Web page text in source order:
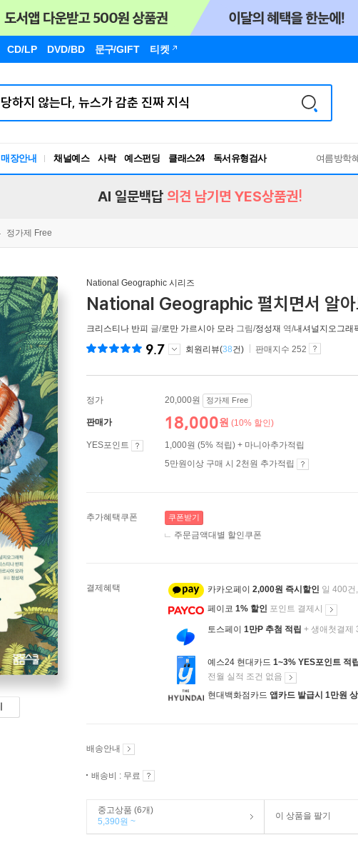
CD/LP DVD/BD 문구/GIFT 티켓
매장안내 채널예스 사락 예스펀딩 클래스24
RBTI Lab
독서유형검사
여름방학
AI 일문백답 의견 남기면 YES상품권!
정가제 Free
National Geographic 시리즈
National Geographic 펼치면서 알아
크리스티나 반피 글/로만 가르시아 모라 그림/정성재 역/내셔널지오그래
9.7 회원리뷰(38건) 판매지수 252
정가 20,000원 정가제 Free
판매가 18,000원 (10% 할인)
YES포인트
1,000원 (5% 적립) + 마니아추가적립
5만원이상 구매 시 2천원 추가적립
추가혜택쿠폰 쿠폰받기
주문금액대별 할인쿠폰
결제혜택 카카오페이 2,000원 즉시할인 일 400건
페이코 1% 할인 포인트 결제시
토스페이 1만P 추첨 적립 + 생애첫결제
예스24 현대카드 1~3% YES포인트 적립
전월 실적 조건 없음
현대백화점카드 앱카드 발급시 1만원
배송안내
배송비 : 무료
중고상품 (6개)
5,390원 ~
이 상품을 팔기